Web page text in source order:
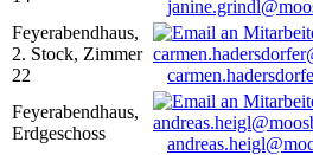
Feyerabendhaus,
2. Stock, Zimmer
22
Feyerabendhaus,
Erdgeschoss